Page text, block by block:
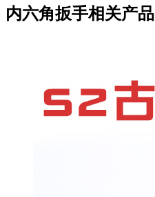
内六角扳手相关产品